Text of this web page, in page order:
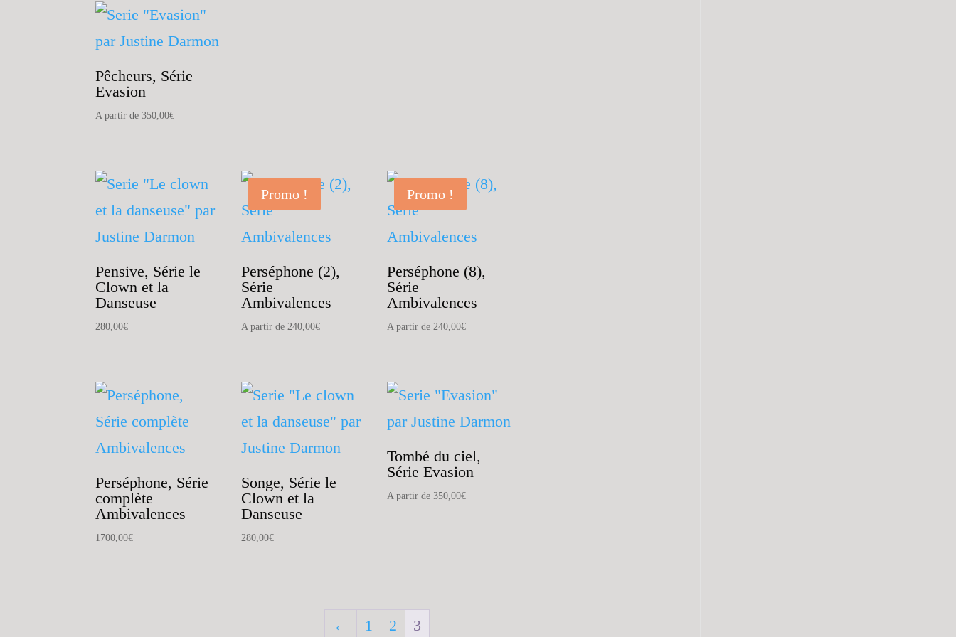
Pêcheurs, Série
Evasion
A partir de350,00€
Pensive, Série le
Clown et la
Danseuse
280,00€
Promo !
Perséphone (2),
Série
Ambivalences
A partir de240,00€
Promo !
Perséphone (8),
Série
Ambivalences
A partir de 240,00€
Perséphone, Série
complète
Ambivalences
1700,00€
Songe, Série le
Clown et la
Danseuse
280,00€
Tombé du ciel,
Série Evasion
A partir de 350,00€
← 1 2 3